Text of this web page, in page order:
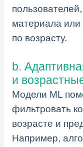
материала или
по возрасту.
b.
и
Модели ML
фильтровать
возрасте и
Например,